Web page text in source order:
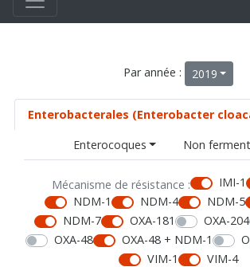
Par année : 2019
Enterobacterales (Enterobacter
Enterocoques
Non
Mécanisme de résistance : IMI-1
NDM-1
NDM-4 NDM-5
NDM-7
OXA-181 OXA-204
OXA-48
OXA-48 + NDM-1
VIM-1
VIM-4